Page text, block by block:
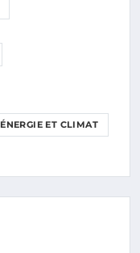
ÉNERGIE ET CLIMAT